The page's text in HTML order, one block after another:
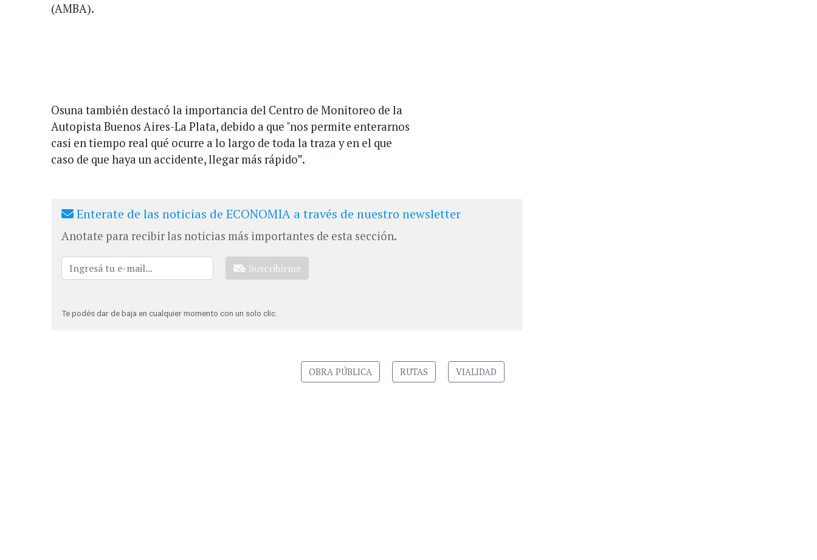
(AMBA).
Osuna también destacó la importancia del Centro de Monitoreo de la
Autopista Buenos Aires-La Plata, debido a que "nos permite enterarnos
casi en tiempo real qué ocurre a lo largo de toda la traza y en el que
caso de que haya un accidente, llegar más rápido”.
Enterate de las noticias de ECONOMIA a través de nuestro newsletter
Anotate para recibir las noticias más importantes de esta sección.
Suscribirme
Te podés dar de baja en cualquier momento con un solo clic.
OBRA PÚBLICA RUTAS VIALIDAD